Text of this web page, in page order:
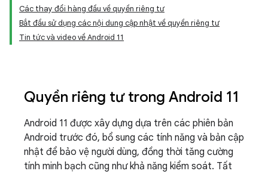
Các thay đổi hàng đầu về quyền riêng tư
Bắt đầu sử dụng các nội dung cập nhật về quyền riêng tư
Tin tức và video về Android 11
Quyền riêng tư trong Android 11
Android 11 được xây dựng dựa trên các phiên bản
Android trước đó, bổ sung các tính năng và bản cập
nhật để bảo vệ người dùng, đồng thời tăng cường
tính minh bạch cũng như khả năng kiểm soát. Tất